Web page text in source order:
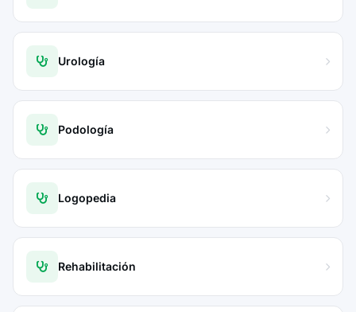
Urología
Podología
Logopedia
Rehabilitación